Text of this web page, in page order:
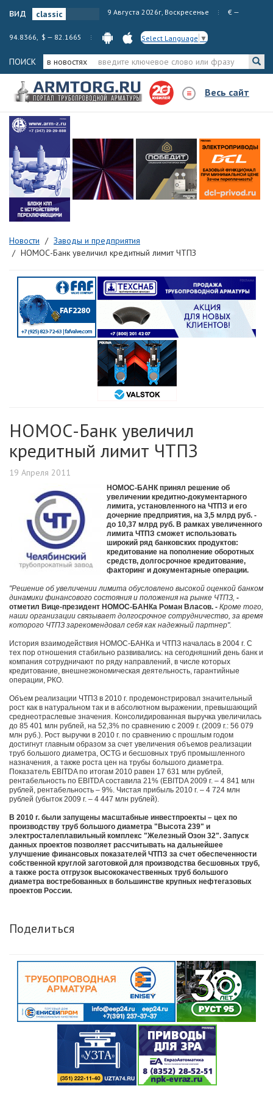
вид 9 Августа 2026г, Воскресенье € —
94.8366, $ — 82.1665 Select Language ▼
ПОИСК в новостях
Весь сайт
Новости
Заводы и предприятия
НОМОС-Банк увеличил кредитный лимит ЧТПЗ
НОМОС-Банк увеличил
кредитный лимит ЧТПЗ
19 Апреля 2011
НОМОС-БАНК принял решение об
увеличении кредитно-документарного
лимита, установленного на ЧТПЗ и его
дочерние предприятия, на 3,5 млрд руб. -
до 10,37 млрд руб. В рамках увеличенного
лимита ЧТПЗ сможет использовать
широкий ряд банковских продуктов:
кредитование на пополнение оборотных
средств, долгосрочное кредитование,
факторинг и документарные операции.
"Решение об увеличении лимита обусловлено высокой оценкой банком
динамики финансового состояния и положения на рынке ЧТПЗ, -
отметил Вице-президент НОМОС-БАНКа Роман Власов. - Кроме того,
наши организации связывает долгосрочное сотрудничество, за время
которого ЧТПЗ зарекомендовал себя как надежный партнер".
История взаимодействия НОМОС-БАНКа и ЧТПЗ началась в 2004 г. С
тех пор отношения стабильно развивались: на сегодняшний день банк и
компания сотрудничают по ряду направлений, в числе которых
кредитование, внешнеэкономическая деятельность, гарантийные
операции, РКО.
Объем реализации ЧТПЗ в 2010 г. продемонстрировал значительный
рост как в натуральном так и в абсолютном выражении, превышающий
среднеотраслевые значения. Консолидированная выручка увеличилась
до 85 401 млн рублей, на 52,3% по сравнению с 2009 г. (2009 г.: 56 079
млн руб.). Рост выручки в 2010 г. по сравнению с прошлым годом
достигнут главным образом за счет увеличения объемов реализации
труб большого диаметра, OCTG и бесшовных труб промышленного
назначения, а также роста цен на трубы большого диаметра.
Показатель EBITDA по итогам 2010 равен 17 631 млн рублей,
рентабельность по EBITDA составила 21% (EBITDA 2009 г. – 4 841 млн
рублей, рентабельность – 9%. Чистая прибыль 2010 г. – 4 724 млн
рублей (убыток 2009 г. – 4 447 млн рублей).
В 2010 г. были запущены масштабные инвестпроекты – цех по
производству труб большого диаметра "Высота 239" и
электросталеплавильный комплекс "Железный Озон 32". Запуск
данных проектов позволяет рассчитывать на дальнейшее
улучшение финансовых показателей ЧТПЗ за счет обеспеченности
собственной круглой заготовкой для производства бесшовных труб,
а также роста отгрузок высококачественных труб большого
диаметра востребованных в большинстве крупных нефтегазовых
проектов России.
Поделиться